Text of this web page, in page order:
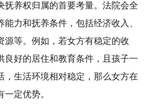
抚养权归属的首要考量。法院会全
能力和抚养条件，包括经济收入、
源等。例如，若女方有稳定的收
良好的居住和教育条件，且孩子一
，生活环境相对稳定，那么女方在
定优势。